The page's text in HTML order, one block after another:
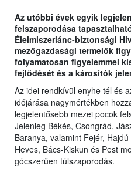
Az utóbbi évek egyik
felszaporodása
Élelmiszerlánc-biztonsági
mezőgazdasági termelők
folyamatosan figyelemmel
fejlődését és a károsítók
Az idei rendkívül enyhe tél és
időjárása nagymértékben
legjelentősebb mezei pocok
Jelenleg Békés, Csongrád,
Baranya, valamint Fejér,
Heves, Bács-Kiskun és Pest
gócszerűen túlszaporodás.